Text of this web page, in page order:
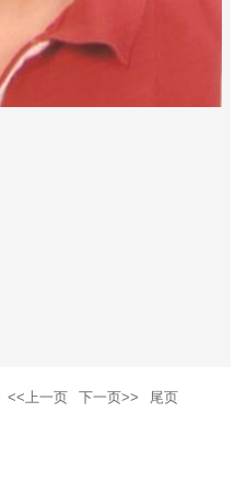
<<上一页 下一页>>
尾页